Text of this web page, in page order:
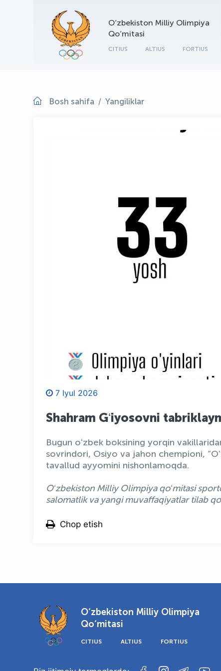
O‘zbekiston Milliy Olimpiya
Qo‘mitasi
CITIUS ALTIUS FORTIUS
Bosh sahifa Yangiliklar
7 Iyul 2026
Shahram Gʻiyosovni
Bugun oʻzbek boksining yorqin
sovrindori, Osiyo va jahon chempioni,
tavallud ayyomini nishonlamoqda.
Oʻzbekiston Milliy Olimpiya qoʻmitasi
salomatlik va yangi muvaffaqiyatlar tilab
Chop etish
O‘zbekiston Milliy Olimpiya
Qo‘mitasi
CITIUS ALTIUS FORTIUS